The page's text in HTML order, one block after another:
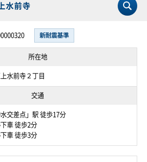
水前寺
新耐震基準
所在地
水前寺２丁目
交通
交差点」駅 徒歩17分
車 徒歩2分
車 徒歩3分